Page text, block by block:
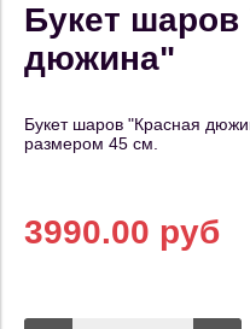
Букет шаров
дюжина"
Букет шаров "Красная
размером 45 см.
3990.00 руб